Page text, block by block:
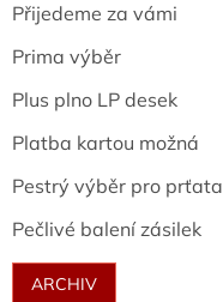
Přijedeme za vámi
Prima výběr
Plus plno LP desek
Platba kartou možná
Pestrý výběr pro prťata
Pečlivé balení zásilek
ARCHIV